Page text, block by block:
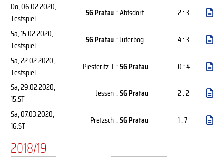
Do, 06.02.2020,
Testspiel
SG Pratau :Abtsdorf
2 : 3
Sa, 15.02.2020,
Testspiel
SG Pratau :Jüterbog
4 : 3
Sa, 22.02.2020,
Testspiel
Piesteritz II :SG Pratau
0 : 4
Sa, 29.02.2020,
15.ST
Jessen :SG Pratau
2 : 2
Sa, 07.03.2020,
16.ST
Pretzsch :SG Pratau 1 : 7
2018/19